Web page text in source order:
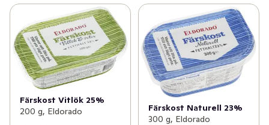
Färskost Vitlök 25%
200 g, Eldorado
Färskost Naturell 23%
300 g, Eldorado